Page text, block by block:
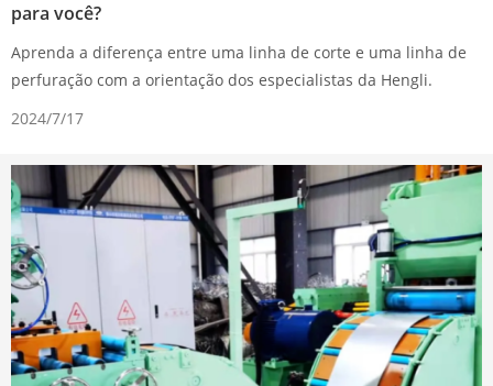
para você?
Aprenda a diferença entre uma linha de corte e uma linha de
perfuração com a orientação dos especialistas da Hengli.
2024/7/17